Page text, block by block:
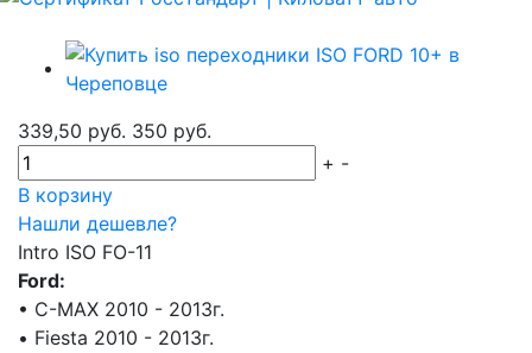
339,50 руб. 350 руб.
+ -
В корзину
Нашли дешевле?
Intro ISO FO-11
Ford:
• C-MAX 2010 - 2013г.
• Fiesta 2010 - 2013г.